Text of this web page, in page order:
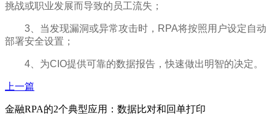
挑战或职业发展而导致的员工流失；
3、当发现漏洞或异常攻击时，RPA将按照用户设定自动
部署安全设置；
4、为CIO提供可靠的数据报告，快速做出明智的决定。
上一篇
金融RPA的2个典型应用：数据比对和回单打印